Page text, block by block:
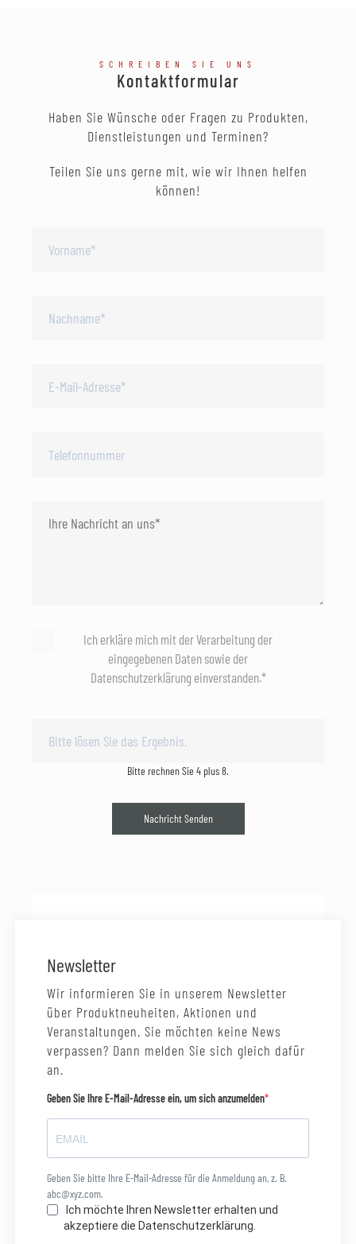
SCHREIBEN SIE UNS
Kontaktformular
Haben Sie Wünsche oder Fragen zu Produkten,
Dienstleistungen und Terminen?
Teilen Sie uns gerne mit, wie wir Ihnen helfen
können!
Ich erkläre mich mit der Verarbeitung der
eingegebenen Daten sowie der
Datenschutzerklärung einverstanden.*
Bitte rechnen Sie 4 plus 8.
Nachricht Senden
Newsletter
Wir informieren Sie in unserem Newsletter
über Produktneuheiten, Aktionen und
Veranstaltungen. Sie möchten keine News
verpassen? Dann melden Sie sich gleich dafür
an.
Geben Sie Ihre E-Mail-Adresse ein, um sich anzumelden
Geben Sie bitte Ihre E-Mail-Adresse für die Anmeldung an, z. B.
abc@xyz.com.
Ich möchte Ihren Newsletter erhalten und
akzeptiere die Datenschutzerklärung.